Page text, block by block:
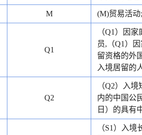
M (M)贸易活
Q1
（Q1）因
员,（Q1）
留资格的外
入境居留的
Q2
（Q2）入
内的中国公
日）的具有
（S1）入